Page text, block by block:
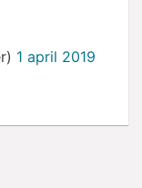
1 april 2019